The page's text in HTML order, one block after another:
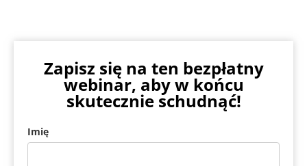
Zapisz się na ten bezpłatny
webinar, aby w końcu
skutecznie schudnąć!
Imię